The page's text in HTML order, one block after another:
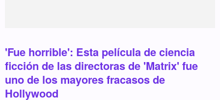
'Fue horrible': Esta película de ciencia
ficción de las directoras de 'Matrix' fue
uno de los mayores fracasos de
Hollywood